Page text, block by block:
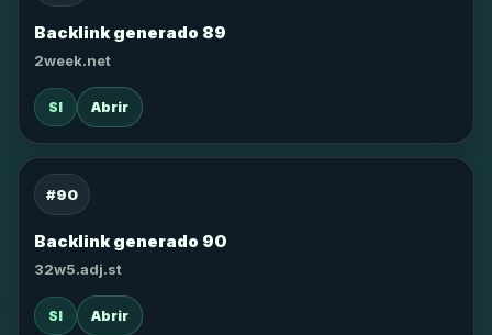
Backlink generado 89
2week.net
SI Abrir
#90
Backlink generado 90
32w5.adj.st
SI Abrir